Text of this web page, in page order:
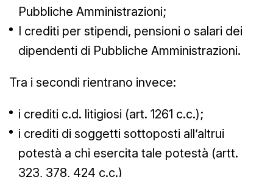
Pubbliche Amministrazioni;
I crediti per stipendi, pensioni o salari dei
dipendenti di Pubbliche Amministrazioni.
Tra i secondi rientrano invece:
i crediti c.d. litigiosi (art. 1261 c.c.);
i crediti di soggetti sottoposti all’altrui
potestà a chi esercita tale potestà (artt.
323, 378, 424 c.c.)